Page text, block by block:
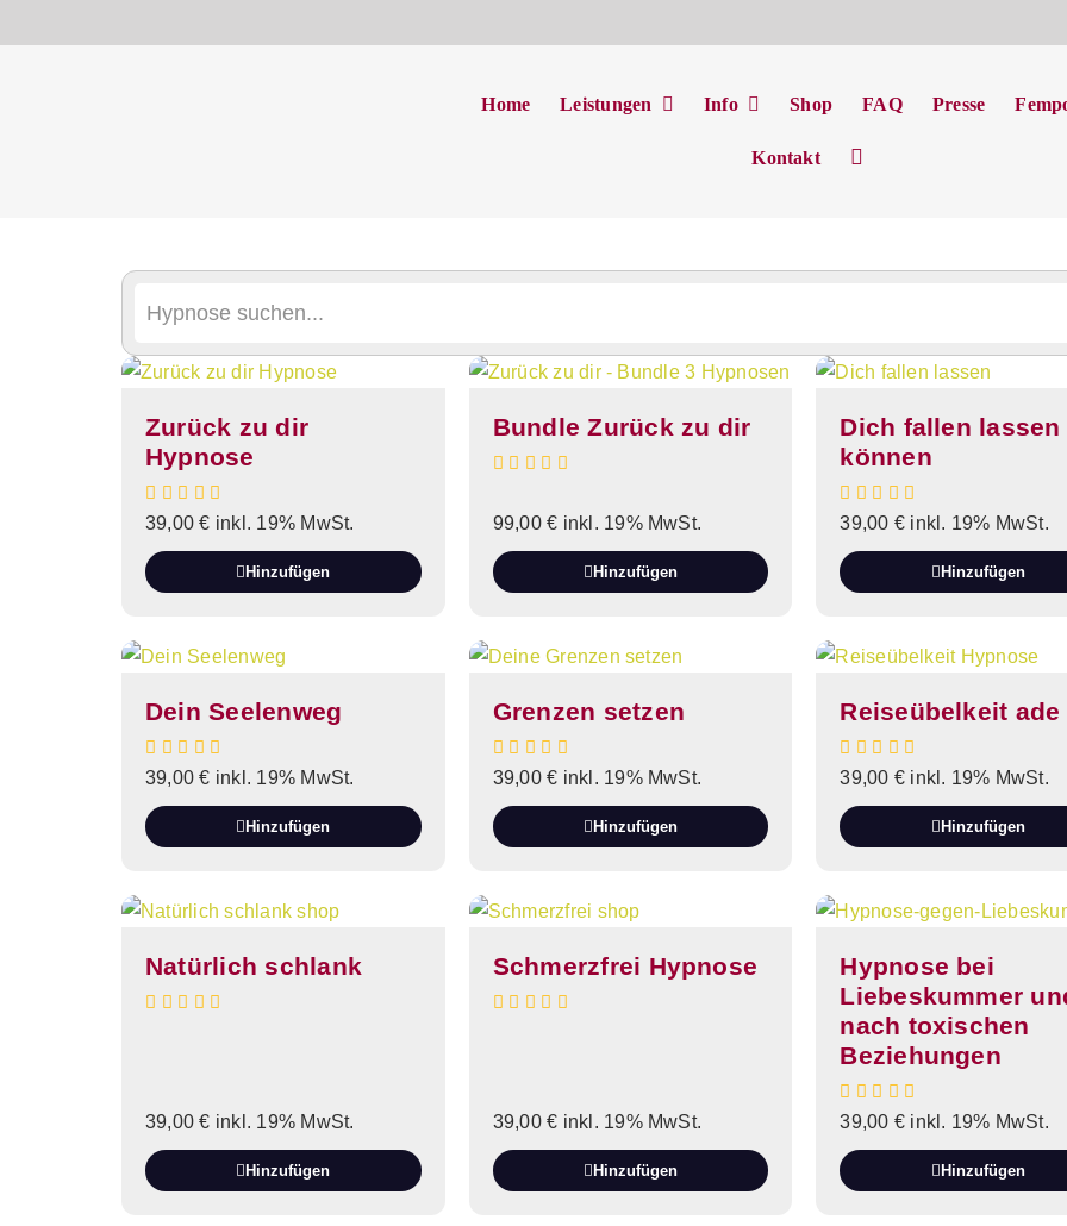
Home Leistungen Info Shop FAQ Presse
Kontakt
Präsentation Angst
Zurück zu dir
Hypnose
39,00€ inkl. 19% MwSt.
Hinzufügen
Bundle Zurück zu dir
99,00€ inkl. 19% MwSt.
Hinzufügen
Dich fallen lassen
können
39,00 € inkl. 19% MwSt.
Hinzufügen
Dein Seelenweg
39,00€ inkl. 19% MwSt.
Hinzufügen
Grenzen setzen
39,00€ inkl. 19% MwSt.
Hinzufügen
Reiseübelkeit ade
39,00 € inkl. 19% MwSt.
Hinzufügen
Natürlich schlank
39,00€ inkl. 19% MwSt.
Hinzufügen
Schmerzfrei Hypnose
39,00€ inkl. 19% MwSt.
Hinzufügen
Hypnose bei
Liebeskummer
nach toxischen
Beziehungen
39,00 € inkl. 19% MwSt.
Hinzufügen